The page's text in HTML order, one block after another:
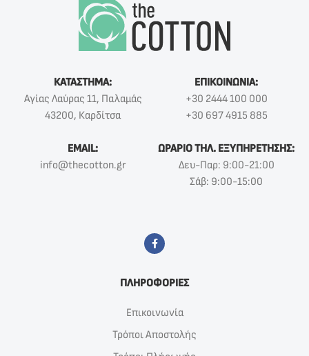
ΚΑΤΑΣΤΗΜΑ:
Αγίας Λαύρας 11, Παλαμάς
43200, Καρδίτσα
ΕΠΙΚΟΙΝΩΝΙΑ:
+30 2444 100 000
+30 697 4915 885
EMAIL:
info@thecotton.gr
ΩΡΑΡΙΟ ΤΗΛ. ΕΞΥΠΗΡΕΤΗΣΗΣ:
Δευ-Παρ: 9:00-21:00
Σάβ: 9:00-15:00
ΠΛΗΡΟΦΟΡΙΕΣ
Επικοινωνία
Τρόποι Αποστολής